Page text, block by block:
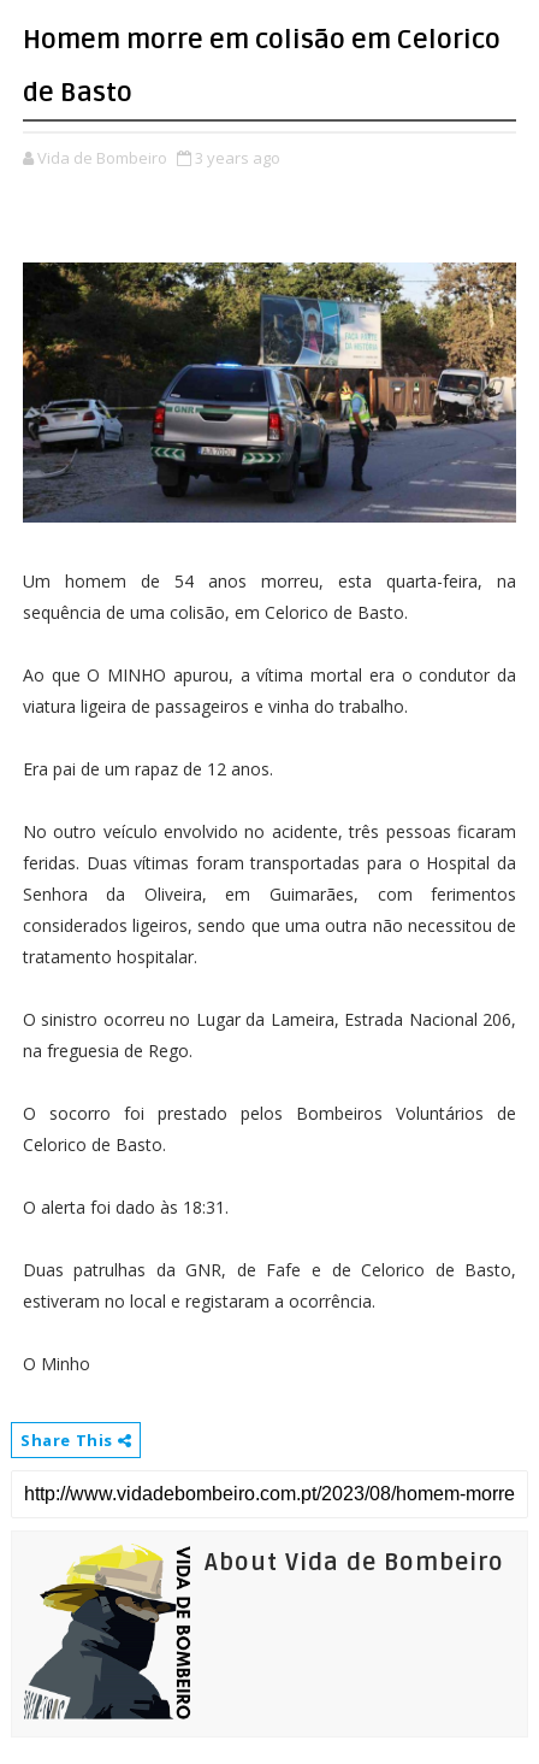
Homem morre em colisão em Celorico
de Basto
Vida de Bombeiro 3 years ago
Um homem de 54 anos morreu, esta quarta-feira, na
sequência de uma colisão, em Celorico de Basto.
Ao que O MINHO apurou, a vítima mortal era o condutor da
viatura ligeira de passageiros e vinha do trabalho.
Era pai de um rapaz de 12 anos.
No outro veículo envolvido no acidente, três pessoas ficaram
feridas. Duas vítimas foram transportadas para o Hospital da
Senhora da Oliveira, em Guimarães, com ferimentos
considerados ligeiros, sendo que uma outra não necessitou de
tratamento hospitalar.
O sinistro ocorreu no Lugar da Lameira, Estrada Nacional 206,
na freguesia de Rego.
O socorro foi prestado pelos Bombeiros Voluntários de
Celorico de Basto.
O alerta foi dado às 18:31.
Duas patrulhas da GNR, de Fafe e de Celorico de Basto,
estiveram no local e registaram a ocorrência.
O Minho
Share This
About Vida de Bombeiro